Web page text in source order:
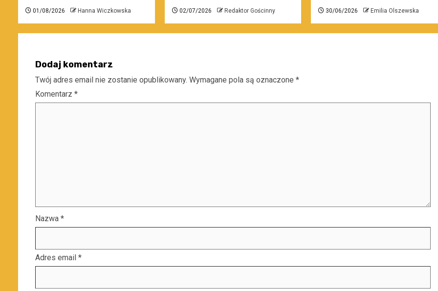
01/08/2026 Hanna Wiczkowska 02/07/2026 Redaktor Gościnny 30/06/2026 Emilia Olszewska
Dodaj komentarz
Twój adres email nie zostanie opublikowany. Wymagane pola są oznaczone *
Komentarz *
Nazwa *
Adres email *